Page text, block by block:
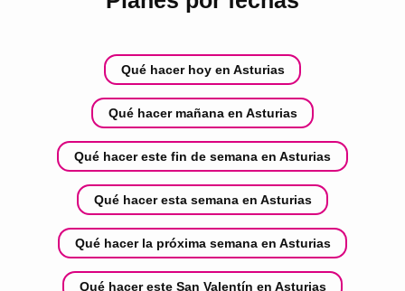
Qué hacer hoy en Asturias
Qué hacer mañana en Asturias
Qué hacer este fin de semana en Asturias
Qué hacer esta semana en Asturias
Qué hacer la próxima semana en Asturias
Qué hacer este San Valentín en Asturias